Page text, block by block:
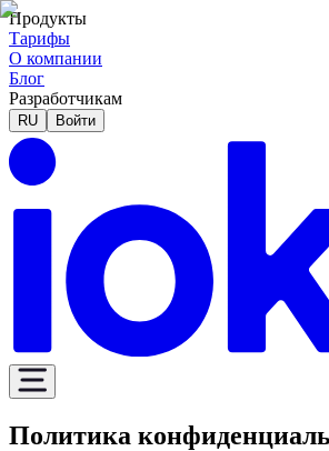
Продукты
Тарифы
О компании
Блог
Разработчикам
RU Войти
Политика